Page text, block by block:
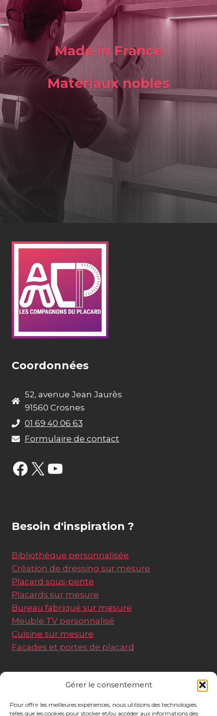
Gérer le consentement
Pour offrir les meilleures expériences, nous utilisons des technologies
telles que les cookies pour stocker et/ou accéder aux informations des
Made in France
Matériaux nobles
Coordonnées
52, avenue Jean Jaurès
91560 Crosnes
01 69 40 06 63
Formulaire de contact
Facebook
X YouTube
Besoin d'inspiration ?
Bibliothèque personnalisée
Création de dressing sur mesure
Placard sous-pente
Placards sur mesure
Bureau fabriqué sur mesure
Meuble TV personnalisé
Cuisine sur mesure
Façades et portes de placard
Liens utiles
A propos